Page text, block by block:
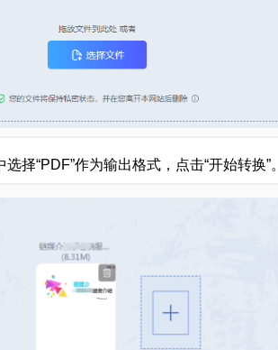
择“PDF”作为输出格式，点击“开始转换”。